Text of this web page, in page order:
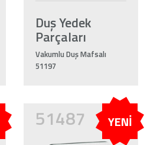
Duş Yedek
Parçaları
Vakumlu Duş Mafsalı
51197
51487 YENİ